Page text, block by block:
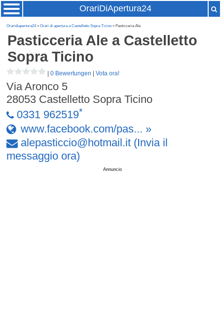
OrariDiApertura24
Oraridiapertura24»Orari di apertura a Castelletto Sopra Ticino » Pasticceria Ale
Pasticceria Ale a Castelletto
Sopra Ticino
|0 Bewertungen |Vota ora!
Via Aronco 5
28053 Castelletto Sopra Ticino
0331 962519*
www.facebook.com/pas... »
alepasticcio@hotmail .it (Invia il
messaggio ora)
Annuncio